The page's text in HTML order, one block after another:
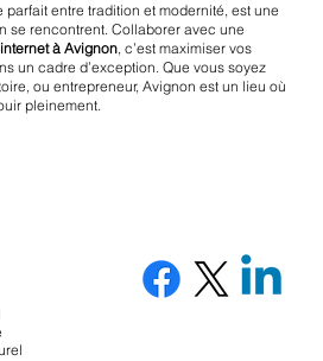
entre tradition et modernité, est une
se rencontrent. Collaborer avec une
à Avignon, c’est maximiser vos
un cadre d’exception. Que vous soyez
ou entrepreneur, Avignon est un lieu où
pleinement.